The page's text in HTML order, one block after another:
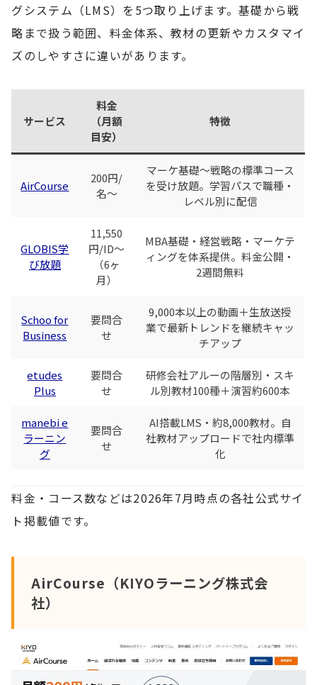
グシステム（LMS）を5つ取り上げます。基礎から戦
略まで扱う範囲、料金体系、教材の更新やカスタマイ
ズのしやすさに違いがあります。
サービス
料金
（月額
目安）
特徴
AirCourse
200円/
名〜
マーケ基礎〜戦略の標準コース
を受け放題。学習パスで職種・
レベル別に配信
GLOBIS学
び放題
11,550
円/ID〜
（6ヶ
月）
MBA基礎・経営戦略・マーケテ
ィングを体系提供。料金公開・
2週間無料
Schoo for
Business
要問合
せ
9,000本以上の動画＋生放送授
業で最新トレンドを継続キャッ
チアップ
etudes
Plus
要問合
せ
研修会社アルーの階層別・スキ
ル別教材100種＋演習約600本
manebi e
ラーニン
グ
要問合
せ
AI搭載LMS・約8,000教材。自
社教材アップロードで社内標準
化
料金・コース数などは2026年7月時点の各社公式サイ
ト掲載値です。
AirCourse（KIYOラーニング株式会
社）